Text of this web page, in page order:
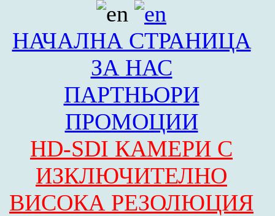
НАЧАЛНА СТРАНИЦА
ЗА НАС
ПАРТНЬОРИ
ПРОМОЦИИ
HD-SDI КАМЕРИ С
ИЗКЛЮЧИТЕЛНО
ВИСОКА РЕЗОЛЮЦИЯ